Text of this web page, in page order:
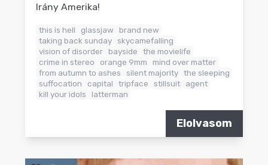
Irány Amerika!
this is hell glassjaw
brand new
taking back sunday skycamefalling
vision of disorder bayside
the movielife
crime in stereo
orange 9mm
mind over matter
from autumn to ashes
silent majority the sleeping
suffocation
capital tripface stillsuit
agent
kill your idols
latterman
Elolvasom